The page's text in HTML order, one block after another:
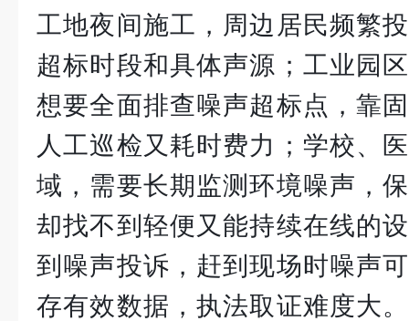
工地夜间施工，周边居民频繁
超标时段和具体声源；工业园
想要全面排查噪声超标点，靠
人工巡检又耗时费力；学校、
域，需要长期监测环境噪声，
却找不到轻便又能持续在线的
到噪声投诉，赶到现场时噪声
存有效数据，执法取证难度大